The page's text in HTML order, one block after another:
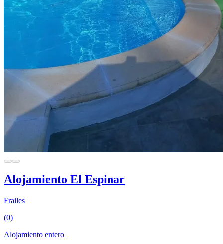
Alojamiento El Espinar
Frailes
(0)
Alojamiento entero